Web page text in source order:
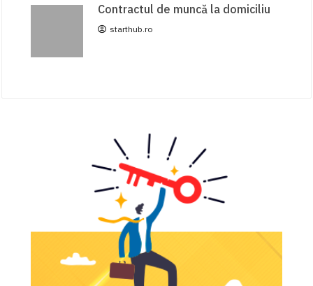
Contractul de muncă la domiciliu
starthub.ro